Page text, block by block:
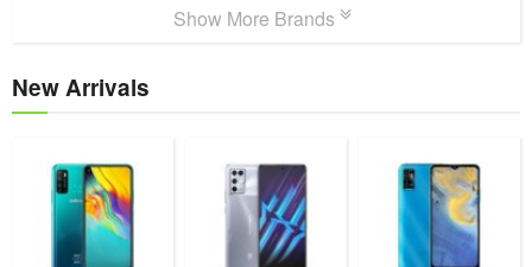
Show More Brands
New Arrivals